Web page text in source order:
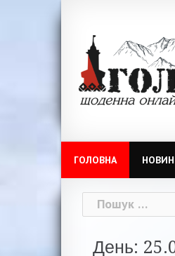
ГОЛОВНА
Пошук:
День: